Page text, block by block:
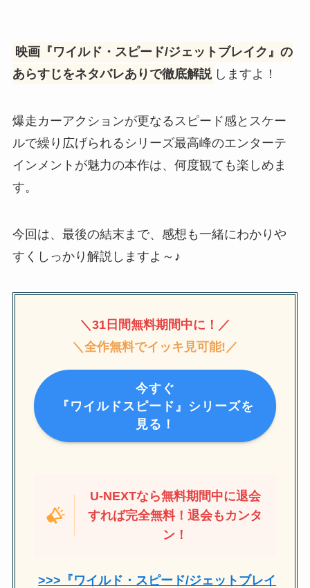
映画『ワイルド・スピード/ジェットブレイク』の
あらすじをネタバレありで徹底解説 しますよ！
爆走カーアクションが更なるスピード感とスケー
ルで繰り広げられるシリーズ最高峰のエンターテ
インメントが魅力の本作は、何度観ても楽しめま
す。
今回は、最後の結末まで、感想も一緒にわかりや
すくしっかり解説しますよ～♪
＼31日間無料期間中に！／
＼全作無料でイッキ見可能!／
今すぐ
『ワイルドスピード』シリーズを
見る！
U-NEXTなら無料期間中に退会
すれば完全無料！退会もカンタ
ン！
>>>『ワイルド・スピード/ジェットブレイ